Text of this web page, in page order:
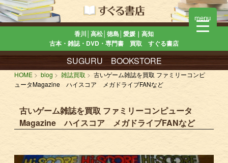
香川│高松│徳島│愛媛｜高知
古本・雑誌・DVD・専門書 買取 すぐる書店
SUGURU BOOKSTORE
HOME blog 雑誌買取
古いゲーム雑誌を買取 ファミリーコンピ
ュータMagazine ハイスコア メガドライブFANなど
古いゲーム雑誌を買取 ファミリーコンピュータ
Magazine ハイスコア メガドライブFANなど
menu